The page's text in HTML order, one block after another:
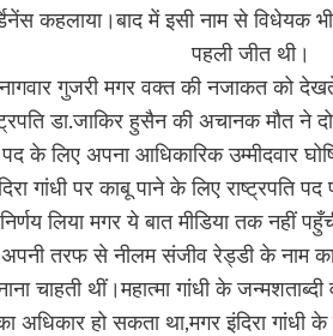
कहलाया।बाद में इसी नाम से विधेयक
पहली जीत थी।
गुजरी मगर वक्त की नजाकत को
डा.जाकिर हुसैन की अचानक मौत ने
के लिए अपना आधिकारिक उम्मीदवार
गांधी पर काबू पाने के लिए राष्ट्रपति पद
लिया मगर ये बात मीडिया तक नहीं
तरफ से नीलम संजीव रेड्डी के नाम का
चाहती थीं।महात्मा गांधी के
अधिकार हो सकता था,मगर इंदिरा गांधी